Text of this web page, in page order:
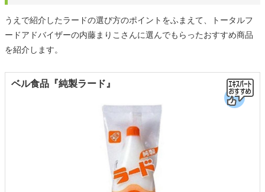
うえで紹介したラードの選び方のポイントをふまえて、トータルフ
ードアドバイザーの内藤まりこさんに選んでもらったおすすめ商品
を紹介します。
ベル食品『純製ラード』